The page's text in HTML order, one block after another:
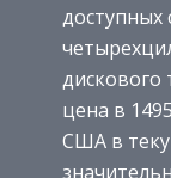
доступных
дискового
цена в
США в